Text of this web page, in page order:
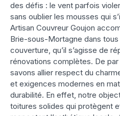
des défis : le vent parfois
sans oublier les mousses qui
Artisan Couvreur Goujon
Brie-sous-Mortagne dans
couverture, qu’il s’agisse de
rénovations complètes. De
savons allier respect du
et exigences modernes en
durabilité. En effet, notre
toitures solides qui protègent